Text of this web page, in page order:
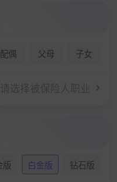
配偶 父母 子女
版 白金版 钻石版